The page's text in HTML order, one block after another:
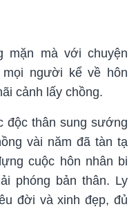
mặn mà với chuyện
mọi người kể về hôn
cảnh lấy chồng.
độc thân sung sướng
vài năm đã tàn tạ
cuộc hôn nhân bi
phóng bản thân. Ly
đời và xinh đẹp, đủ